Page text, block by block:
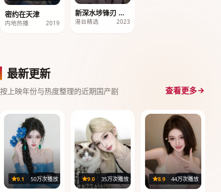
密约在天津
内地热播 2019
新深水埗锋刃 第1
季
港台精选 2023
最新更新
按上映年份与热度整理的近期国产剧 查看更多
24集
9.1 50万次播放 32集
9.0 35万次播放 40集
8.9 44万次播放